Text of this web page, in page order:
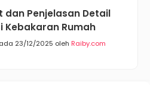
dan Penjelasan Detail
Kebakaran Rumah
23/12/2025 oleh Raiby.com